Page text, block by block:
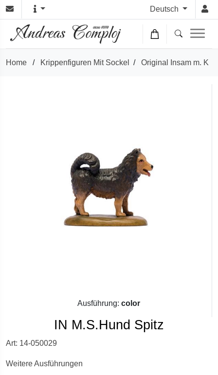
Deutsch
Home / Krippenfiguren Mit Sockel / Original Insam m. K
Ausführung: color
IN M.S.Hund Spitz
Art: 14-050029
Weitere Ausführungen